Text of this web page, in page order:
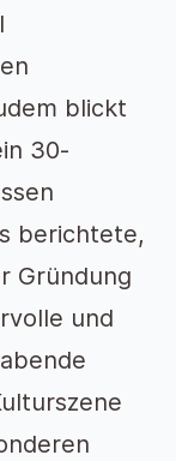
blickt
30-
berichtete,
Gründung
und